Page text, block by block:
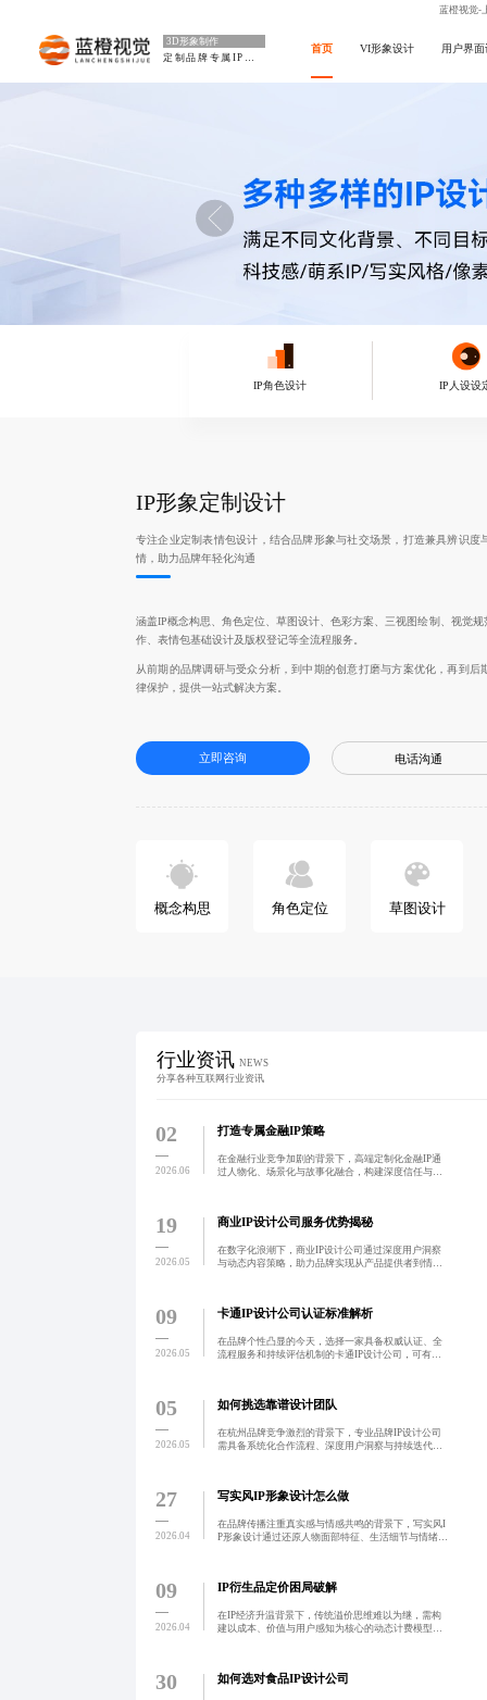
蓝橙视觉-
3D形象制作
定制品牌专属IP符号
首页 VI形象设计 用户界面
IP角色设计 IP人设设
IP形象定制设计
专注企业定制表情包设计，结合品牌形象与社交场景，打造兼具辨识度
情，助力品牌年轻化沟通
涵盖IP概念构思、角色定位、草图设计、色彩方案、三视图绘制、视觉规
作、表情包基础设计及版权登记等全流程服务。
从前期的品牌调研与受众分析，到中期的创意打磨与方案优化，再到后
律保护，提供一站式解决方案。
立即咨询 电话沟通
概念构思 角色定位 草图设计
行业资讯 NEWS
分享各种互联网行业资讯
02
2026.06
打造专属金融IP策略
在金融行业竞争加剧的背景下，高端定制化金融IP通
过人物化、场景化与故事化融合，构建深度信任与情
19
2026.05
商业IP设计公司服务优势揭秘
在数字化浪潮下，商业IP设计公司通过深度用户洞察
与动态内容策略，助力品牌实现从产品提供者到情感
09
2026.05
卡通IP设计公司认证标准解析
在品牌个性凸显的今天，选择一家具备权威认证、全
流程服务和持续评估机制的卡通IP设计公司，可有效
05
2026.05
如何挑选靠谱设计团队
在杭州品牌竞争激烈的背景下，专业品牌IP设计公司
需具备系统化合作流程、深度用户洞察与持续迭代能
27
2026.04
写实风IP形象设计怎么做
在品牌传播注重真实感与情感共鸣的背景下，写实风I
P形象设计通过还原人物面部特征、生活细节与情绪状
09
2026.04
IP衍生品定价困局破解
在IP经济升温背景下，传统溢价思维难以为继，需构
建以成本、价值与用户感知为核心的动态计费模型。
30 如何选对食品IP设计公司